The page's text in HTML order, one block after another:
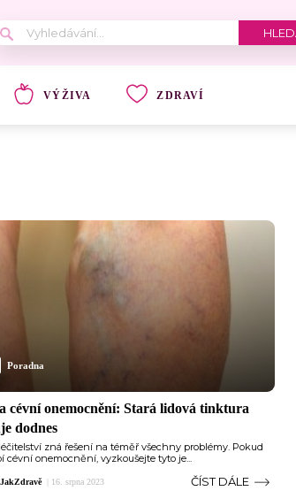
VÝŽIVA ZDRAVÍ
Poradna
cévní onemocnění: Stará lidová tinktura
dodnes
zná řešení na téměř všechny problémy. Pokud
cévní onemocnění, vyzkoušejte tyto je...
16. srpna 2023 ČÍST DÁLE